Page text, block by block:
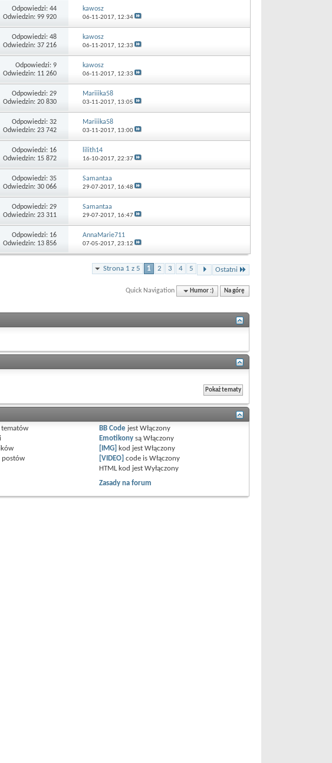
Odpowiedzi: 44
Odwiedzin: 99 920
kawosz
06-11-2017, 12:34
Odpowiedzi: 48
Odwiedzin: 37 216
kawosz
06-11-2017, 12:33
Odpowiedzi: 9
Odwiedzin: 11 260
kawosz
06-11-2017, 12:33
Odpowiedzi: 29
Odwiedzin: 20 830
Mariiika58
03-11-2017, 13:05
Odpowiedzi: 32
Odwiedzin: 23 742
Mariiika58
03-11-2017, 13:00
Odpowiedzi: 16
Odwiedzin: 15 872
lilith14
16-10-2017, 22:37
Odpowiedzi: 35
Odwiedzin: 30 066
Samantaa
29-07-2017, 16:48
Odpowiedzi: 29
Odwiedzin: 23 311
Samantaa
29-07-2017, 16:47
Odpowiedzi: 16
Odwiedzin: 13 856
AnnaMarie711
07-05-2017, 23:12
Strona 1 z 5 1 2 3 4 5 Ostatni
Quick Navigation Humor :) Na górę
tematów
postów
BB Code jestWłączony
Emotikony sąWłączony
[IMG] kod jestWłączony
[VIDEO] code isWłączony
HTML kod jestWyłączony
Zasady na forum